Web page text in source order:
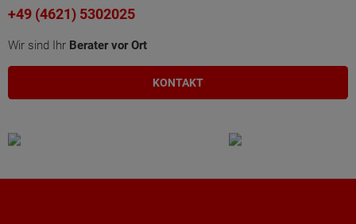
+49 (4621) 5302025
Wir sind Ihr Berater vor Ort
KONTAKT